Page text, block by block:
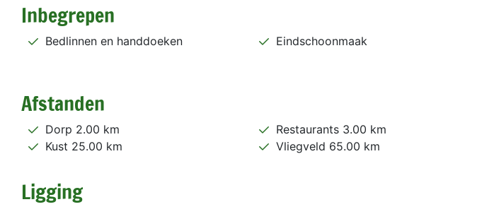
Inbegrepen
Bedlinnen en handdoeken Eindschoonmaak
Afstanden
Dorp 2.00 km
Kust 25.00 km
Restaurants 3.00 km
Vliegveld 65.00 km
Ligging